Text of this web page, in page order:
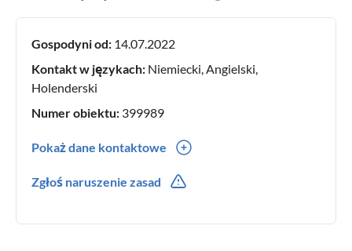
Państwa do naszego domu.
Gospodyni od: 14.07.2022
Kontakt w językach: Niemiecki, Angielski,
Holenderski
Numer obiektu: 399989
Pokaż dane kontaktowe
Zgłoś naruszenie zasad